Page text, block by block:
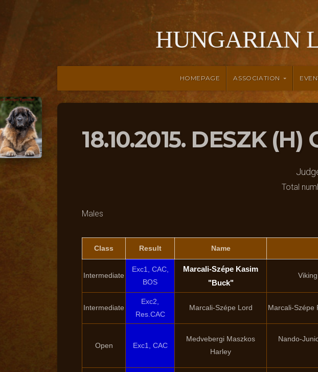
HUNGARIAN
HOMEPAGE ASSOCIATION
18.10.2015. DESZK (H)
Total
Males
Class Result Name
Intermediate
Exc1, CAC,
BOS
Marcali-Szépe Kasim
"Buck"
Intermediate
Exc2,
Res.CAC
Marcali-Szépe Lord Marcali-Szépe
Open Exc1, CAC
Medvebergi Maszkos
Harley
Nando-